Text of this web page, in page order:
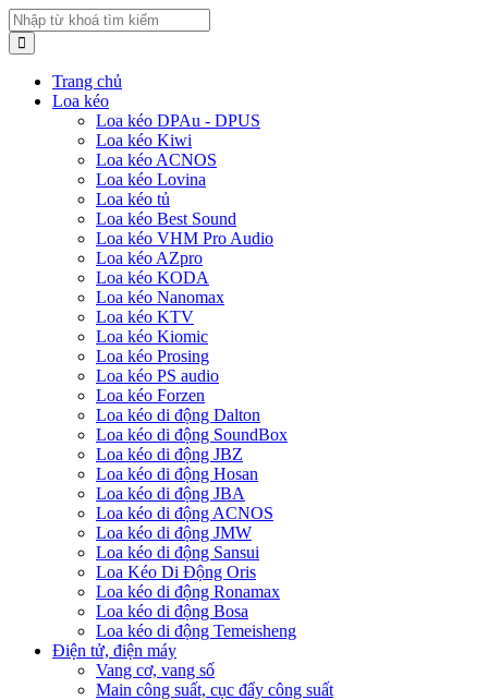
Trang chủ
Loa kéo
Loa kéo DPAu - DPUS
Loa kéo Kiwi
Loa kéo ACNOS
Loa kéo Lovina
Loa kéo tủ
Loa kéo Best Sound
Loa kéo VHM Pro Audio
Loa kéo AZpro
Loa kéo KODA
Loa kéo Nanomax
Loa kéo KTV
Loa kéo Kiomic
Loa kéo Prosing
Loa kéo PS audio
Loa kéo Forzen
Loa kéo di động Dalton
Loa kéo di động SoundBox
Loa kéo di động JBZ
Loa kéo di động Hosan
Loa kéo di động JBA
Loa kéo di động ACNOS
Loa kéo di động JMW
Loa kéo di động Sansui
Loa Kéo Di Động Oris
Loa kéo di động Ronamax
Loa kéo di động Bosa
Loa kéo di động Temeisheng
Điện tử, điện máy
Vang cơ, vang số
Main công suất, cục đẩy công suất